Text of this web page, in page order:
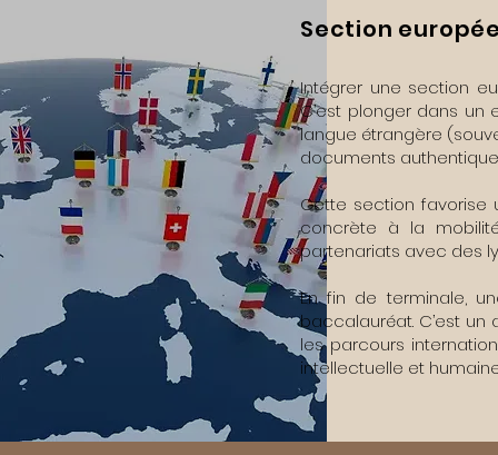
Section
Intégrer une section
C’est plonger dans un
langue étrangère
documents
Cette section favorise
concrète à la
partenariats avec des
En fin de terminale,
baccalauréat. C’est
les parcours
intellectuelle et